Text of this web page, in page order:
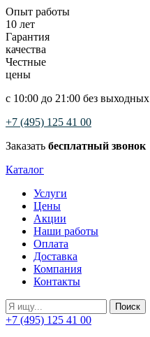
Опыт работы
10 лет
Гарантия
качества
Честные
цены
с 10:00 до 21:00 без выходных
+7 (495) 125 41 00
Заказать бесплатный звонок
Каталог
Услуги
Цены
Акции
Наши работы
Оплата
Доставка
Компания
Контакты
+7 (495) 125 41 00